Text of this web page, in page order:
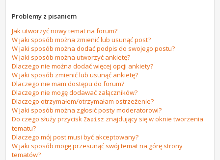
Problemy z pisaniem
Jak utworzyć nowy temat na forum?
W jaki sposób można zmienić lub usunąć post?
W jaki sposób można dodać podpis do swojego postu?
W jaki sposób można utworzyć ankietę?
Dlaczego nie można dodać więcej opcji ankiety?
W jaki sposób zmienić lub usunąć ankietę?
Dlaczego nie mam dostępu do forum?
Dlaczego nie mogę dodawać załączników?
Dlaczego otrzymałem/otrzymałam ostrzeżenie?
W jaki sposób można zgłosić posty moderatorowi?
Do czego służy przyciskZapisz znajdujący się w oknie tworzenia
tematu?
Dlaczego mój post musi być akceptowany?
W jaki sposób mogę przesunąć swój temat na górę strony
tematów?